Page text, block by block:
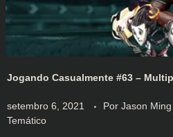
Jogando Casualmente #63 –
setembro 6, 2021 Por Jason
Temático